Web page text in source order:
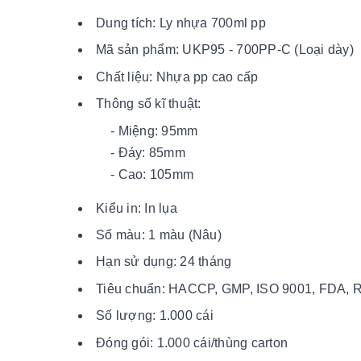
Dung tích: Ly nhựa 700ml pp
Mã sản phẩm: UKP95 - 700PP-C (Loại dày)
Chất liệu: Nhựa pp cao cấp
Thông số kĩ thuật:
- Miệng: 95mm
- Đáy: 85mm
- Cao: 105mm
Kiểu in: In lụa
Số màu: 1 màu (Nâu)
Hạn sử dụng: 24 tháng
Tiêu chuẩn: HACCP, GMP, ISO 9001, FDA,
Số lượng: 1.000 cái
Đóng gói: 1.000 cái/thùng carton